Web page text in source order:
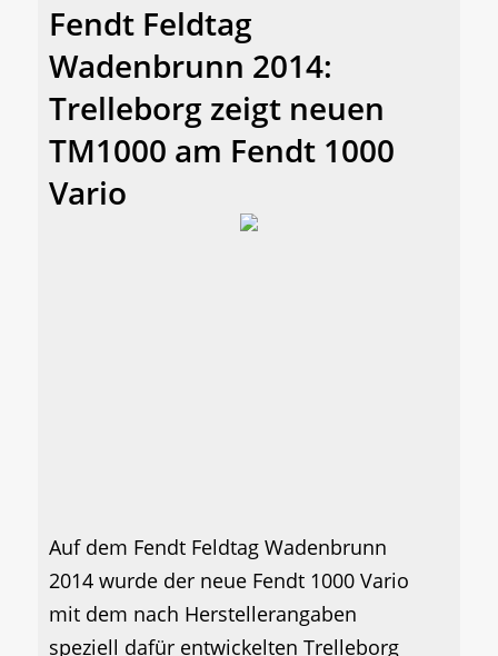
Fendt Feldtag
Wadenbrunn 2014:
Trelleborg zeigt neuen
TM1000 am Fendt 1000
Vario
Auf dem Fendt Feldtag Wadenbrunn
2014 wurde der neue Fendt 1000 Vario
mit dem nach Herstellerangaben
speziell dafür entwickelten Trelleborg